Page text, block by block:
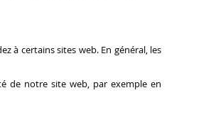
à certains sites web. En général, les
de notre site web, par exemple en